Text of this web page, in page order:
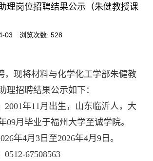
理岗位招聘结果公示（朱健教授课
03 浏览次数: 528
，现将材料与化学化工学部朱健教
理招聘结果公示如下：
2001年11 月出生，山东临沂人，大
09月毕业于福州大学至诚学院。
年4月 3日至2026年4月 9日。
0512-67508563